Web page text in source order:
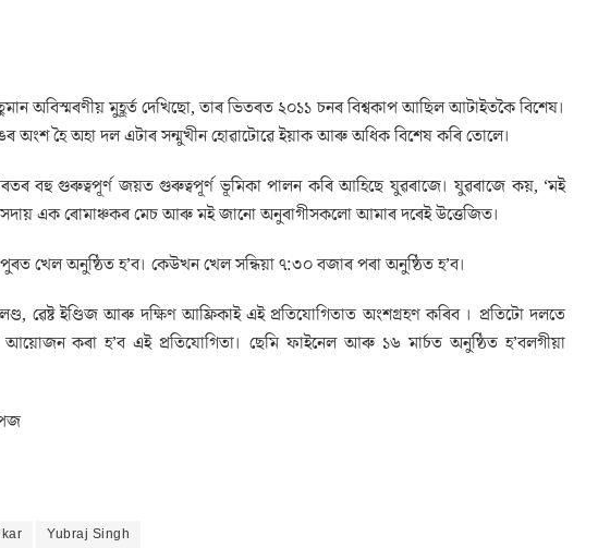
অবিস্মৰণীয় মুহূৰ্ত দেখিছো, তাৰ ভিতৰত ২০১১ চনৰ বিশ্বকাপ আছিল আটাইতকৈ বিশেষ।
অংশ হৈ অহা দল এটাৰ সন্মুখীন হোৱাটোৱে ইয়াক আৰু অধিক বিশেষ কৰি তোলে।
বহু গুৰুত্বপূৰ্ণ জয়ত গুৰুত্বপূৰ্ণ ভূমিকা পালন কৰি আহিছে যুৱৰাজে। যুৱৰাজে কয়, ‘মই
এক ৰোমাঞ্চকৰ মেচ আৰু মই জানো অনুৰাগীসকলো আমাৰ দৰেই উত্তেজিত।
খেল অনুষ্ঠিত হ’ব। কেউখন খেল সন্ধিয়া ৭:৩০ বজাৰ পৰা অনুষ্ঠিত হ’ব।
ৱেষ্ট ইণ্ডিজ আৰু দক্ষিণ আফ্ৰিকাই এই প্ৰতিযোগিতাত অংশগ্ৰহণ কৰিব । প্ৰতিটো দলতে
আয়োজন কৰা হ’ব এই প্ৰতিযোগিতা। ছেমি ফাইনেল আৰু ১৬ মাৰ্চত অনুষ্ঠিত হ’বলগীয়া
Yubraj Singh